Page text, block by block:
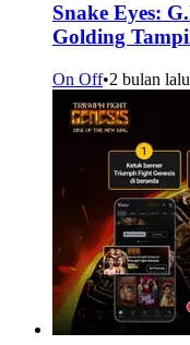
Snake Eyes:
Golding
On Off•2 bulan lalu